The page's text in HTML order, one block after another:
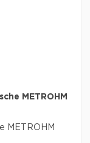
METROHM
METROHM